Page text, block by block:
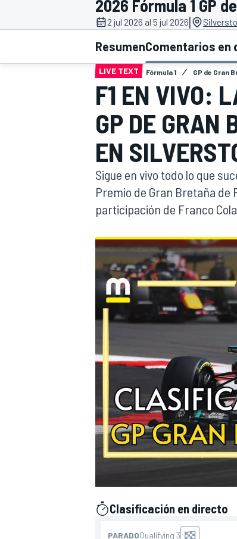
FÓRMULA E
NASCAR INDYCAR SPORTSCAR RALLY
MÁS
2026 Fórmula 1 GP
2 jul 2026 al 5 jul 2026|
ResumenComentarios en
LIVE TEXT Fórmula 1 GP de Gran
F1 EN VIVO:
GP DE GRAN
EN
Sigue en vivo todo lo que
Premio de Gran Bretaña de
participación de Franco
Clasificación en directo
presentado por